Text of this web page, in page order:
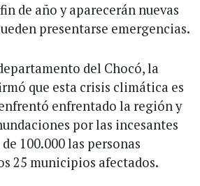
de año y aparecerán nuevas
presentarse emergencias.
del Chocó, la
que esta crisis climática es
enfrentado la región y
por las incesantes
100.000 las personas
25 municipios afectados.